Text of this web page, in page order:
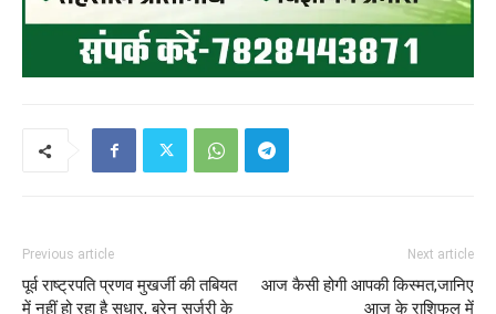
Previous article
पूर्व राष्ट्रपति प्रणव मुखर्जी की तबियत
में नहीं हो रहा है सुधार, ब्रेन सर्जरी के
Next article
आज कैसी होगी आपकी किस्मत,जानिए
आज के राशिफल में